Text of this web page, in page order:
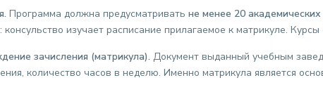
Программа должна предусматривать не менее 20
изучает расписание прилагаемое к матрикуле.
зачисления (матрикула). Документ выданный учебным
количество часов в неделю. Именно матрикула является